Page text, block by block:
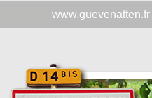
www.guevenatten.fr